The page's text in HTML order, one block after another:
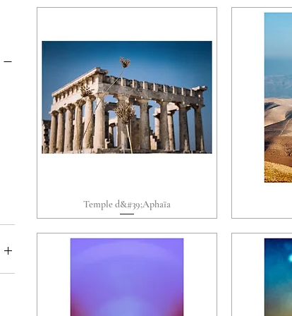
Aperçu rapide
Temple d&#39;Aphaïa